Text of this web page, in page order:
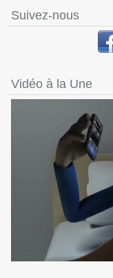
Suivez-nous
Vidéo à la Une